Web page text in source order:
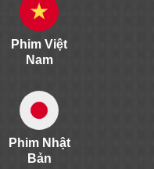
Phim Việt
Nam
Phim Nhật
Bản